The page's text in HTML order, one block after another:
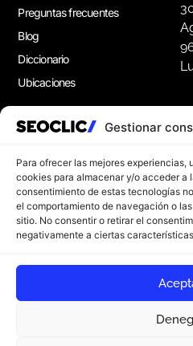
Gestionar
Para ofrecer las mejores
cookies para almacenar y/o acceder a
consentimiento de estas tecnologías
el comportamiento de navegación o
sitio. No consentir o retirar el
negativamente a ciertas
Preguntas frecuentes
Blog
Diccionario
Ubicaciones
Apúntate a
Suscríbete a nuestro
consejos de marketing